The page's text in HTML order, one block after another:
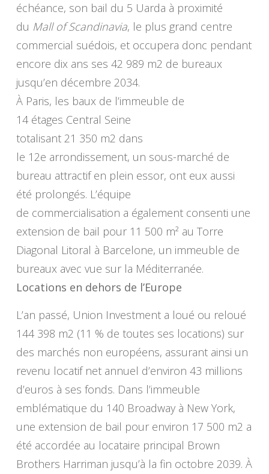
échéance, son bail du 5 Uarda à proximité
du Mall of Scandinavia, le plus grand centre
commercial suédois, et occupera donc pendant
encore dix ans ses 42 989 m2 de bureaux
jusqu’en décembre 2034.
À Paris, les baux de l’immeuble de
14 étages Central Seine
totalisant 21 350 m2 dans
le 12e arrondissement, un sous-marché de
bureau attractif en plein essor, ont eux aussi
été prolongés. L’équipe
de commercialisation a également consenti une
extension de bail pour 11 500 m² au Torre
Diagonal Litoral à Barcelone, un immeuble de
bureaux avec vue sur la Méditerranée.
Locations en dehors de l’Europe
L’an passé, Union Investment a loué ou reloué
144 398 m2 (11 % de toutes ses locations) sur
des marchés non européens, assurant ainsi un
revenu locatif net annuel d’environ 43 millions
d’euros à ses fonds. Dans l’immeuble
emblématique du 140 Broadway à New York,
une extension de bail pour environ 17 500 m2 a
été accordée au locataire principal Brown
Brothers Harriman jusqu’à la fin octobre 2039. À